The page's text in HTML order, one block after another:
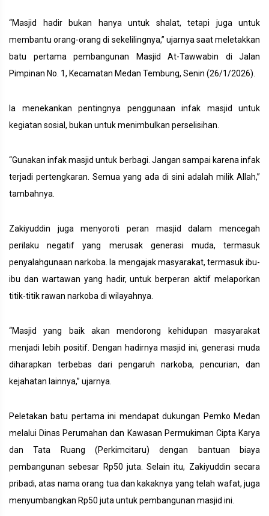
“Masjid hadir bukan hanya untuk shalat, tetapi juga untuk
membantu orang-orang di sekelilingnya,” ujarnya saat meletakkan
batu pertama pembangunan Masjid At-Tawwabin di Jalan
Pimpinan No. 1, Kecamatan Medan Tembung, Senin (26/1/2026).
Ia menekankan pentingnya penggunaan infak masjid untuk
kegiatan sosial, bukan untuk menimbulkan perselisihan.
“Gunakan infak masjid untuk berbagi. Jangan sampai karena infak
terjadi pertengkaran. Semua yang ada di sini adalah milik Allah,”
tambahnya.
Zakiyuddin juga menyoroti peran masjid dalam mencegah
perilaku negatif yang merusak generasi muda, termasuk
penyalahgunaan narkoba. Ia mengajak masyarakat, termasuk ibu-
ibu dan wartawan yang hadir, untuk berperan aktif melaporkan
titik-titik rawan narkoba di wilayahnya.
“Masjid yang baik akan mendorong kehidupan masyarakat
menjadi lebih positif. Dengan hadirnya masjid ini, generasi muda
diharapkan terbebas dari pengaruh narkoba, pencurian, dan
kejahatan lainnya,” ujarnya.
Peletakan batu pertama ini mendapat dukungan Pemko Medan
melalui Dinas Perumahan dan Kawasan Permukiman Cipta Karya
dan Tata Ruang (Perkimcitaru) dengan bantuan biaya
pembangunan sebesar Rp50 juta. Selain itu, Zakiyuddin secara
pribadi, atas nama orang tua dan kakaknya yang telah wafat, juga
menyumbangkan Rp50 juta untuk pembangunan masjid ini.